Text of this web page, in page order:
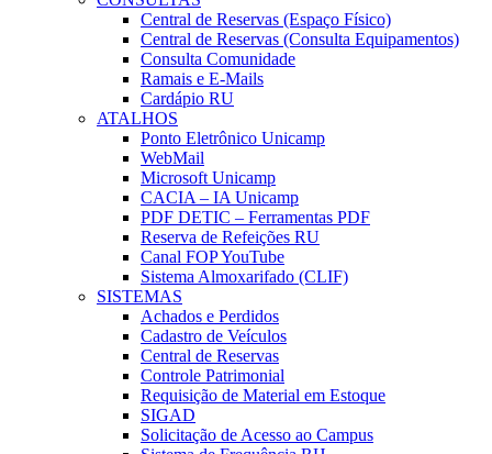
Central de Reservas (Espaço Físico)
Central de Reservas (Consulta Equipamentos)
Consulta Comunidade
Ramais e E-Mails
Cardápio RU
ATALHOS
Ponto Eletrônico Unicamp
WebMail
Microsoft Unicamp
CACIA – IA Unicamp
PDF DETIC – Ferramentas PDF
Reserva de Refeições RU
Canal FOP YouTube
Sistema Almoxarifado (CLIF)
SISTEMAS
Achados e Perdidos
Cadastro de Veículos
Central de Reservas
Controle Patrimonial
Requisição de Material em Estoque
SIGAD
Solicitação de Acesso ao Campus